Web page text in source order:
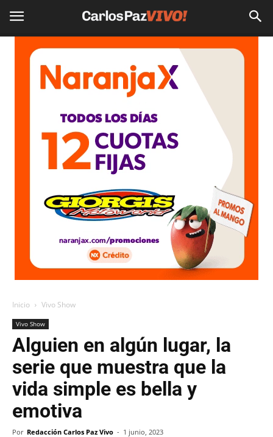
Inicio Vivo Show
Vivo Show
Alguien en algún lugar, la
serie que muestra que la
vida simple es bella y
emotiva
Por Redacción Carlos Paz Vivo - 1 junio, 2023